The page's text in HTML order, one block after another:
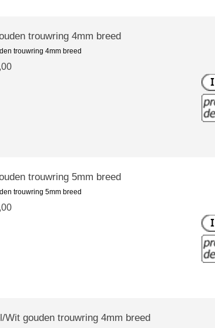
trouwring 4mm breed
trouwring 4mm breed
trouwring 5mm breed
trouwring 5mm breed
Wit gouden trouwring 4mm breed